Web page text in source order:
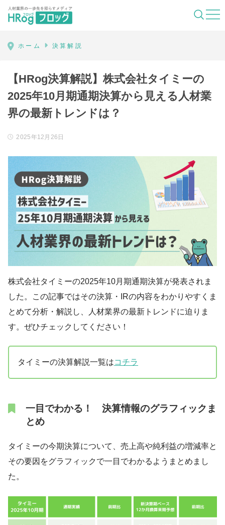
HRog | 人材業界の一歩先を照らすメディ
ホーム 決算解説
【HRog決算解説】株式会社タイミーの
2025年10月期通期決算から見える人材業
界の最新トレンドは？
2025年12月26日
株式会社タイミーの2025年10月期通期決算が発表されま
した。この記事ではその決算・IRの内容をわかりやすくま
とめて分析・解説し、人材業界の最新トレンドに迫りま
す。ぜひチェックしてください！
タイミーの決算解説一覧はコチラ
一目でわかる！ 決算情報のグラフィックま
とめ
タイミーの今期決算について、売上高や純利益の増減率と
その要因をグラフィックで一目でわかるようまとめまし
た。